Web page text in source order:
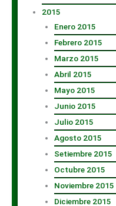
2015
Enero 2015
Febrero 2015
Marzo 2015
Abril 2015
Mayo 2015
Junio 2015
Julio 2015
Agosto 2015
Setiembre 2015
Octubre 2015
Noviembre 2015
Diciembre 2015